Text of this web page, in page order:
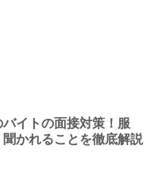
イトの面接対策！服
かれることを徹底解説